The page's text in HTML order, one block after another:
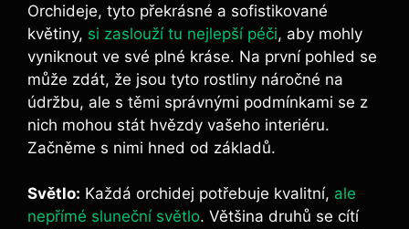
Orchideje, tyto překrásné a sofistikované
květiny, si zaslouží tu nejlepší péči, aby mohly
vyniknout ve své plné kráse. Na první pohled se
může zdát, že jsou tyto rostliny náročné na
údržbu, ale s těmi správnými podmínkami se z
nich mohou stát hvězdy vašeho interiéru.
Začněme s nimi hned od základů.
Světlo: Každá orchidej potřebuje kvalitní, ale
nepřímé sluneční světlo. Většina druhů se cítí